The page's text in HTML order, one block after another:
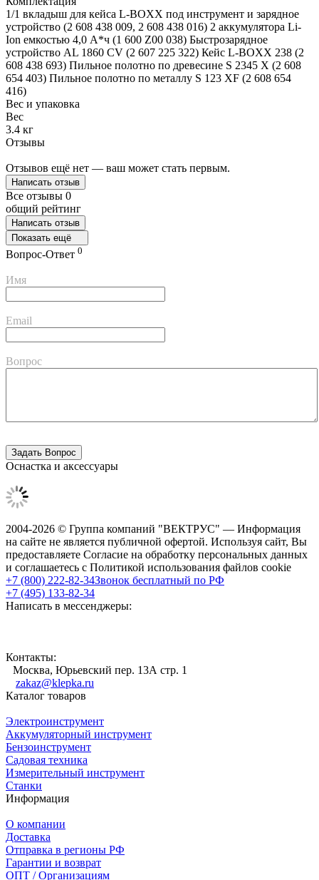
1/1 вкладыш для кейса L-BOXX под инструмент и зарядное
устройство (2 608 438 009, 2 608 438 016) 2 аккумулятора Li-
Ion емкостью 4,0 А*ч (1 600 Z00 038) Быстрозарядное
устройство AL 1860 CV (2 607 225 322) Кейс L-BOXX 238 (2
608 438 693) Пильное полотно по древесине S 2345 X (2 608
654 403) Пильное полотно по металлу S 123 XF (2 608 654
416)
Вес и упаковка
Вес
3.4 кг
Отзывы
Отзывов ещё нет — ваш может стать первым.
Написать отзыв
Все отзывы 0
общий рейтинг
Написать отзыв
Показать ещё
Вопрос-Ответ 0
Имя
Email
Вопрос
Оснастка и аксессуары
2004-2026 © Группа компаний "ВЕКТРУС" — Информация
на сайте не является публичной офертой. Используя сайт, Вы
предоставляете Согласие на обработку персональных данных
и соглашаетесь с Политикой использования файлов cookie
+7 (800) 222-82-34Звонок бесплатный по РФ
+7 (495) 133-82-34
Написать в мессенджеры:
Контакты:
Москва, Юрьевский пер. 13А стр. 1
zakaz@klepka.ru
Каталог товаров
Электроинструмент
Аккумуляторный инструмент
Бензоинструмент
Садовая техника
Измерительный инструмент
Станки
Информация
О компании
Доставка
Отправка в регионы РФ
Гарантии и возврат
ОПТ / Организациям